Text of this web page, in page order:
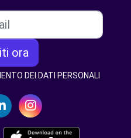
ora
DEI DATI PERSONALI